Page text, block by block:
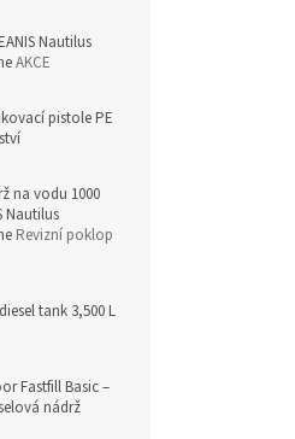
Nautilus
AKCE
pistole PE
na vodu 1000
Nautilus
Revizní poklop
tank 3,500 L
Fastfill Basic –
nádrž